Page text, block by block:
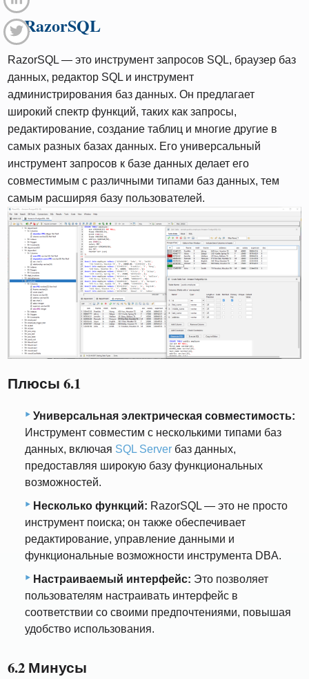
6. RazorSQL
RazorSQL — это инструмент запросов SQL, браузер баз
данных, редактор SQL и инструмент
администрирования баз данных. Он предлагает
широкий спектр функций, таких как запросы,
редактирование, создание таблиц и многие другие в
самых разных базах данных. Его универсальный
инструмент запросов к базе данных делает его
совместимым с различными типами баз данных, тем
самым расширяя базу пользователей.
Плюсы 6.1
Универсальная электрическая совместимость:
Инструмент совместим с несколькими типами баз
данных, включая SQL Server баз данных,
предоставляя широкую базу функциональных
возможностей.
Несколько функций: RazorSQL — это не просто
инструмент поиска; он также обеспечивает
редактирование, управление данными и
функциональные возможности инструмента DBA.
Настраиваемый интерфейс: Это позволяет
пользователям настраивать интерфейс в
соответствии со своими предпочтениями, повышая
удобство использования.
6.2 Минусы